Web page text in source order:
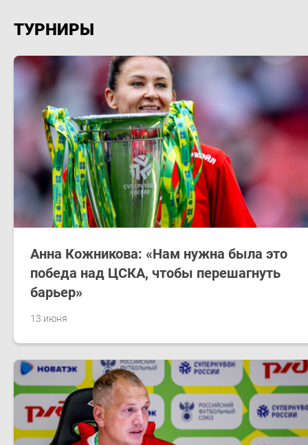
ТУРНИРЫ
13 июня
Анна Кожникова: «Нам нужна была это
победа над ЦСКА, чтобы перешагнуть
барьер»